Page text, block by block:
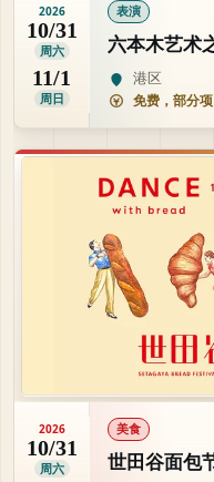
2026
10/31
周六
11/1
周日
表演
六本木艺术
港区
免费，部分
2026
10/31
周六
美食
世田谷面包